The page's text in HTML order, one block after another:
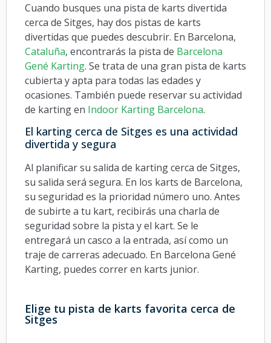
Cuando busques una pista de karts divertida
cerca de Sitges, hay dos pistas de karts
divertidas que puedes descubrir. En Barcelona,
Cataluña, encontrarás la pista de Barcelona
Gené Karting. Se trata de una gran pista de karts
cubierta y apta para todas las edades y
ocasiones. También puede reservar su actividad
de karting en Indoor Karting Barcelona.
El karting cerca de Sitges es una actividad
divertida y segura
Al planificar su salida de karting cerca de Sitges,
su salida será segura. En los karts de Barcelona,
su seguridad es la prioridad número uno. Antes
de subirte a tu kart, recibirás una charla de
seguridad sobre la pista y el kart. Se le
entregará un casco a la entrada, así como un
traje de carreras adecuado. En Barcelona Gené
Karting, puedes correr en karts junior.
Elige tu pista de karts favorita cerca de
Sitges